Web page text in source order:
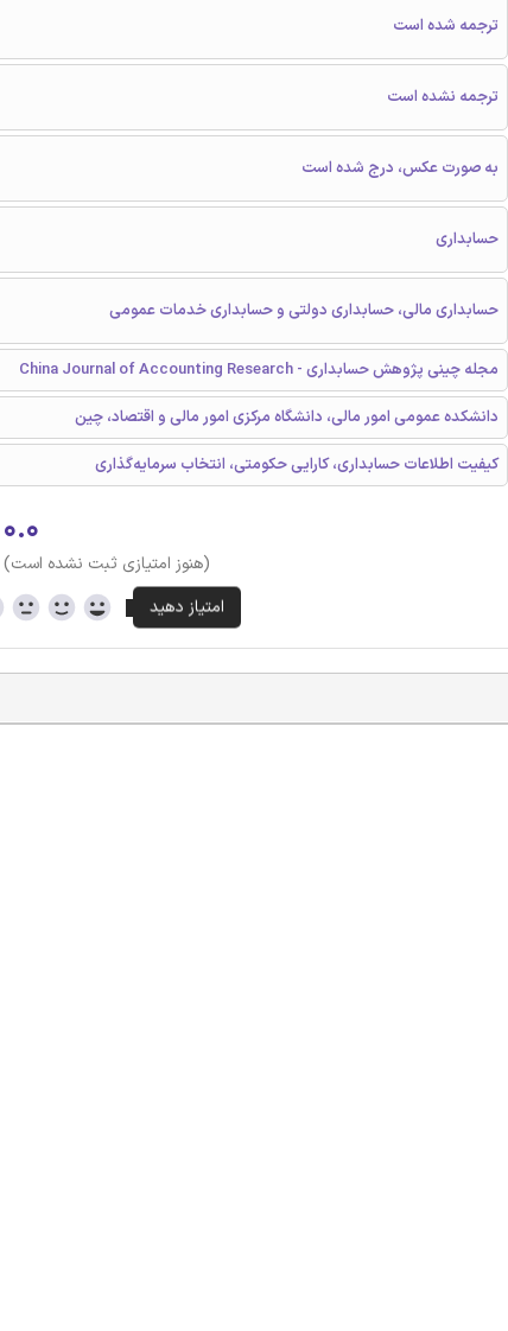
ترجمه شده است
ترجمه نشده است
به صورت عکس، درج شده است
حسابداری
حسابداری مالی، حسابداری دولتی و حسابداری خدمات عمومی
مجله چینی پژوهش حسابداری - China Journal of Accounting Research
دانشکده عمومی امور مالی، دانشگاه مرکزی امور مالی و اقتصاد، چین
کیفیت اطلاعات حسابداری، کارایی حکومتی، انتخاب سرمایه‌گذاری
۰.۰
(هنوز امتیازی ثبت نشده است)